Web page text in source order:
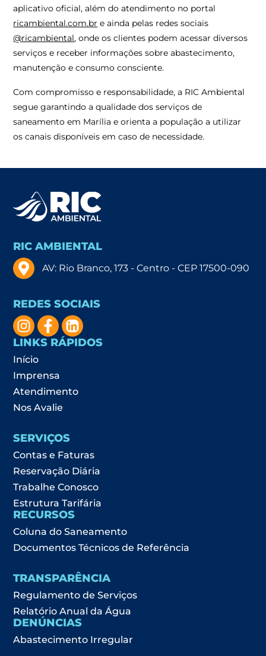
aplicativo oficial, além do atendimento no portal
ricambiental.com.br e ainda pelas redes sociais
@ricambiental, onde os clientes podem acessar diversos
serviços e receber informações sobre abastecimento,
manutenção e consumo consciente.
Com compromisso e responsabilidade, a RIC Ambiental
segue garantindo a qualidade dos serviços de
saneamento em Marília e orienta a população a utilizar
os canais disponíveis em caso de necessidade.
RIC AMBIENTAL
AV: Rio Branco, 173 - Centro - CEP 17500-090
REDES SOCIAIS
LINKS RÁPIDOS
Início
Imprensa
Atendimento
Nos Avalie
SERVIÇOS
Contas e Faturas
Reservação Diária
Trabalhe Conosco
Estrutura Tarifária
RECURSOS
Coluna do Saneamento
Documentos Técnicos de Referência
TRANSPARÊNCIA
Regulamento de Serviços
Relatório Anual da Água
DENÚNCIAS
Abastecimento Irregular